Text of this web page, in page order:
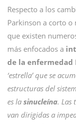
Respecto a los
Parkinson a corto o
que existen
más enfocados a
de la enfermedad
‘estrella’ que se
estructuras del
es la sinucleína. Las
van dirigidas a